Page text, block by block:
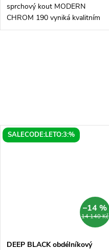
sprchový kout MODERN
CHROM 190 vyniká kvalitním
zpracováním hliníkového rámu
SALECODE:LETO:3:%
14 140 Kč
–14 %
DEEP BLACK obdélníkový